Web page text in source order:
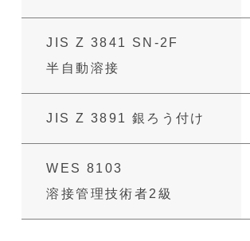
JIS Z 3841
SN-2F
半自動溶接
JIS Z 3891 銀ろう付け
WES 8103
溶接管理技術者2級